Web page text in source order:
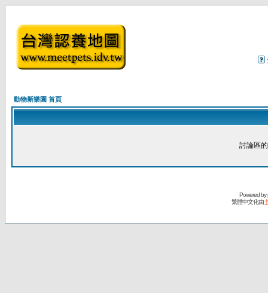
動物新樂園 首頁
討論區
Powered by
繁體中文化由